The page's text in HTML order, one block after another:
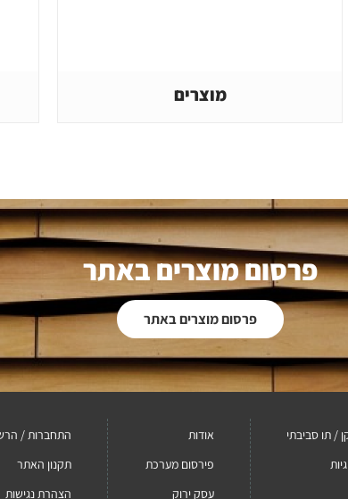
מוצרים
פרסום מוצרים באתר
פרסום מוצרים באתר
/ תו סביבתי
אודות
פירסום מערכת
עסק ירוק
התחברות /
תקנון האתר
הצהרת נגישות